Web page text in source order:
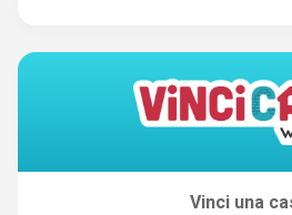
Vinci una